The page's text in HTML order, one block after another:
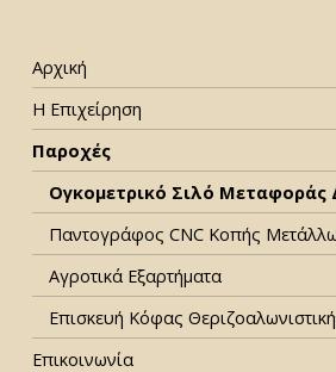
Αρχική
Η Επιχείρηση
Παροχές
Ογκομετρικό Σιλό Μεταφοράς
Παντογράφος CNC Κοπής
Αγροτικά Εξαρτήματα
Επισκευή Κόφας
Επικοινωνία